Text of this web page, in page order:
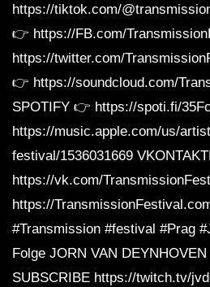
https://tiktok.com/
👉 https://FB.com/
https://twitter.com/
👉 https://soundcloud.com/
SPOTIFY 👉 https://spoti.fi/
https://music.apple.com/us/
festival/1536031669
https://vk.com/
https://
#Transmission #festival #Prag
Folge JORN VAN
SUBSCRIBE https://twitch.tv/